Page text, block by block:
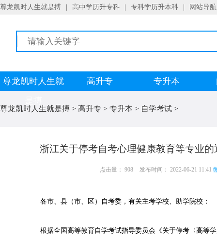
尊龙凯时人生就是搏 高中学历升专科 专科学历升本科 网站导航
尊龙凯时人生就
高升专 专升本
尊龙凯时人生就是搏 > 高升专 > 专升本 > 自学考试 >
浙江关于停考自考心理健康教育等专业
点击量： 908 发布时间： 2022-06-21 11:41
各市、县（市、区）自考委，有关主考学校、助学院校：
根据全国高等教育自学考试指导委员会《关于停考〈高等学